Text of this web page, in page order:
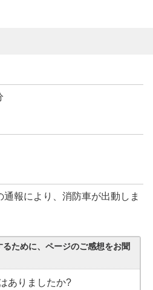
報により、消防車が出動しま
ために、ページのご感想をお聞
ありましたか?